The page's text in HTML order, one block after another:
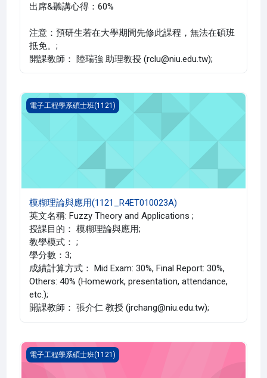
出席&聽講心得：60%
注意：預研生若在大學期間先修此課程，無法在碩班
抵免。;
開課教師： 陸瑞強 助理教授 (rclu@niu.edu.tw);
模糊理論與應用(1121_R4ET010023A)
電子工程學系碩士班(1121)
模糊理論與應用(1121_R4ET010023A)
英文名稱: Fuzzy Theory and Applications ;
授課目的： 模糊理論與應用;
教學模式： ;
學分數：3;
成績計算方式： Mid Exam: 30%, Final Report: 30%,
Others: 40% (Homework, presentation, attendance,
etc.);
開課教師： 張介仁 教授 (jrchang@niu.edu.tw);
微波工程(1121_R4ET000033A)
電子工程學系碩士班(1121)